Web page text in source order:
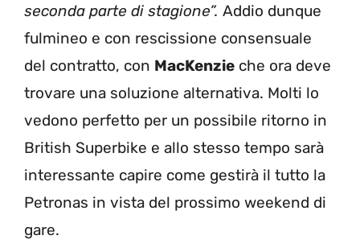
seconda parte di stagione”. Addio dunque
fulmineo e con rescissione consensuale
del contratto, con MacKenzie che ora deve
trovare una soluzione alternativa. Molti lo
vedono perfetto per un possibile ritorno in
British Superbike e allo stesso tempo sarà
interessante capire come gestirà il tutto la
Petronas in vista del prossimo weekend di
gare.